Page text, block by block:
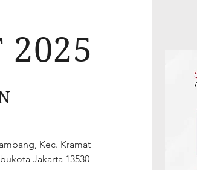
2025
Kec. Kramat
Jakarta 13530